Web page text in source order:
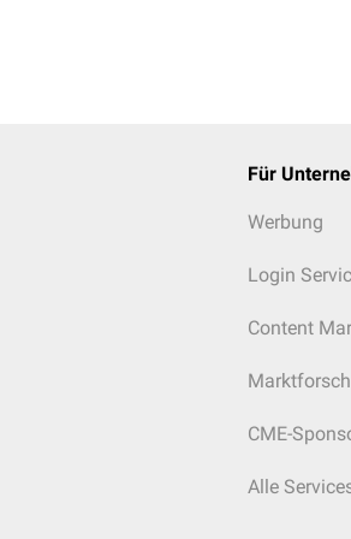
Für
Werbung
Login
Content
CME-
Alle